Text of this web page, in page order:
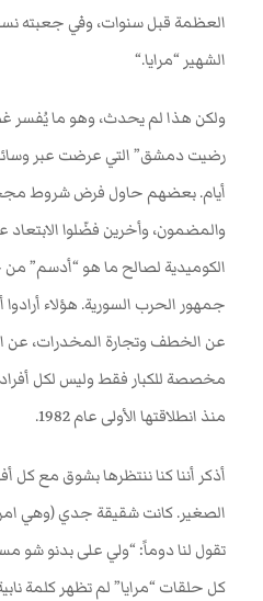
العظمة قبل سنوات، وفي جعبته
الشهير “مرايا.
“
ولكن هذا لم يحدث، وهو ما يُفسر
رضيت دمشق” التي عرضت عبر
أيام. بعضهم حاول فرض شروط
والمضمون، وأخرين فضّلوا
الكوميدية لصالح ما هو “أدسم”
جمهور الحرب السورية. هؤلاء
عن الخطف وتجارة المخدرات، عن
مخصصة للكبار فقط وليس لكل أفراد
منذ انطلاقتها الأولى عام 1982
.
أذكر أننا كنا ننتظرها بشوق مع كل
تقول لنا دوماً: “ولي على بدنو شو
كل حلقات “مرايا” لم تظهر كلمة